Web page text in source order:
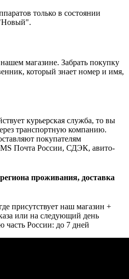
только в состоянии
магазине. Забрать покупку
который знает номер и имя,
курьерская служба, то вы
транспортную компанию.
покупателям
Почта России, СДЭК, авито-
проживания, доставка
присутствует наш магазин +
или на следующий день
часть России: до 7 дней